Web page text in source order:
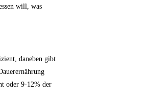
will, was
daneben gibt
oder 9-12% der